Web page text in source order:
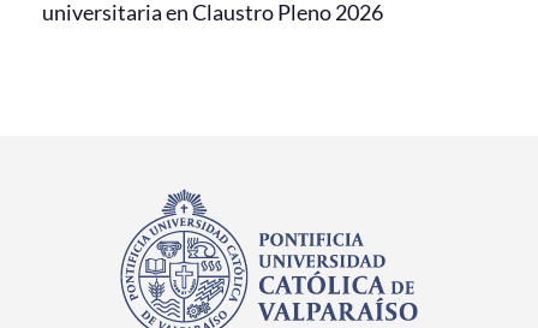
universitaria en Claustro Pleno 2026